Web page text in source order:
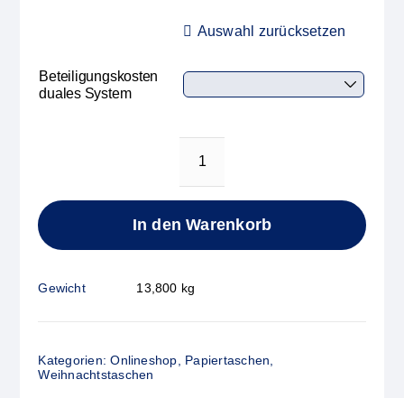
Auswahl zurücksetzen
Beteiligungskosten
duales System
Weihnachts-
Postkarte
In den Warenkorb
Gewicht 13,800 kg
Kategorien:Onlineshop Papiertaschen
Weihnachtstaschen